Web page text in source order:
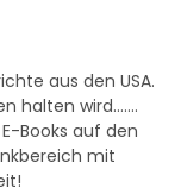
aus den USA.
halten wird…….
Books auf den
mit